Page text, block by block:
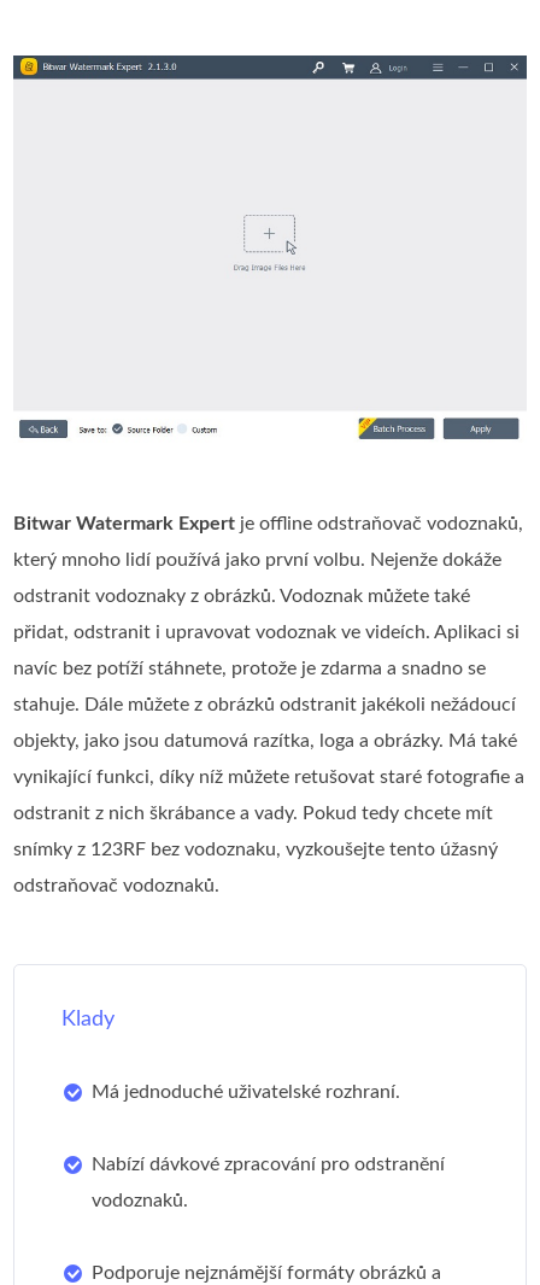
Bitwar Watermark Expert je offline odstraňovač vodoznaků,
který mnoho lidí používá jako první volbu. Nejenže dokáže
odstranit vodoznaky z obrázků. Vodoznak můžete také
přidat, odstranit i upravovat vodoznak ve videích. Aplikaci si
navíc bez potíží stáhnete, protože je zdarma a snadno se
stahuje. Dále můžete z obrázků odstranit jakékoli nežádoucí
objekty, jako jsou datumová razítka, loga a obrázky. Má také
vynikající funkci, díky níž můžete retušovat staré fotografie a
odstranit z nich škrábance a vady. Pokud tedy chcete mít
snímky z 123RF bez vodoznaku, vyzkoušejte tento úžasný
odstraňovač vodoznaků.
Klady
Má jednoduché uživatelské rozhraní.
Nabízí dávkové zpracování pro odstranění
vodoznaků.
Podporuje nejznámější formáty obrázků a